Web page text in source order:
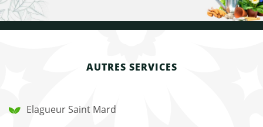
AUTRES SERVICES
Elagueur Saint Mard